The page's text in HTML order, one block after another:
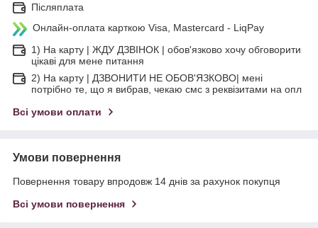
Післяплата
Онлайн-оплата карткою Visa, Mastercard - LiqPay
1) На карту | ЖДУ ДЗВІНОК | обов'язково хочу обговорити
цікаві для мене питання
2) На карту | ДЗВОНИТИ НЕ ОБОВ'ЯЗКОВО| мені
потрібно те, що я вибрав, чекаю смс з реквізитами на опл
Всі умови оплати
Умови повернення
Повернення товару впродовж 14 днів за рахунок покупця
Всі умови повернення